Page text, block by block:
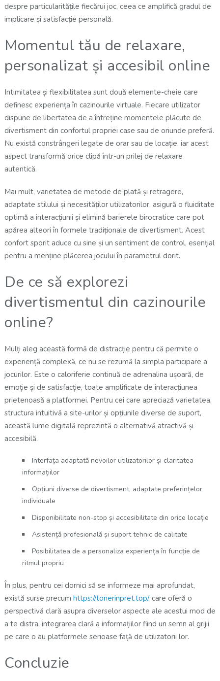
despre particularitățile fiecărui joc, ceea ce amplifică gradul de
implicare și satisfacție personală.
Momentul tău de relaxare,
personalizat și accesibil online
Intimitatea și flexibilitatea sunt două elemente-cheie care
definesc experiența în cazinourile virtuale. Fiecare utilizator
dispune de libertatea de a întreține momentele plăcute de
divertisment din confortul propriei case sau de oriunde preferă.
Nu există constrângeri legate de orar sau de locație, iar acest
aspect transformă orice clipă într-un prilej de relaxare
autentică.
Mai mult, varietatea de metode de plată și retragere,
adaptate stilului și necesităților utilizatorilor, asigură o fluiditate
optimă a interacțiunii și elimină barierele birocratice care pot
apărea alteori în formele tradiționale de divertisment. Acest
confort sporit aduce cu sine și un sentiment de control, esențial
pentru a menține plăcerea jocului în parametrul dorit.
De ce să explorezi
divertismentul din cazinourile
online?
Mulți aleg această formă de distracție pentru că permite o
experiență complexă, ce nu se rezumă la simpla participare a
jocurilor. Este o caloriferie continuă de adrenalina ușoară, de
emoție și de satisfacție, toate amplificate de interacțiunea
prietenoasă a platformei. Pentru cei care apreciază varietatea,
structura intuitivă a site-urilor și opțiunile diverse de suport,
această lume digitală reprezintă o alternativă atractivă și
accesibilă.
Interfața adaptată nevoilor utilizatorilor și claritatea
informațiilor
Opțiuni diverse de divertisment, adaptate preferințelor
individuale
Disponibilitate non-stop și accesibilitate din orice locație
Asistență profesională și suport tehnic de calitate
Posibilitatea de a personaliza experiența în funcție de
ritmul propriu
În plus, pentru cei dornici să se informeze mai aprofundat,
există surse precum https://tonerinpret.top/, care oferă o
perspectivă clară asupra diverselor aspecte ale acestui mod de
a te distra, integrarea clară a informațiilor fiind un semn al grijii
pe care o au platformele serioase față de utilizatorii lor.
Concluzie